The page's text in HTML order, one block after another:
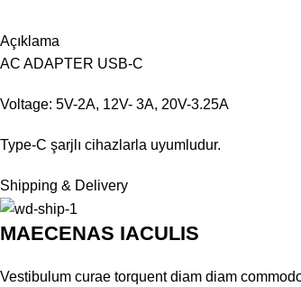
Açıklama
AC ADAPTER USB-C
Voltage: 5V-2A, 12V- 3A, 20V-3.25A
Type-C şarjlı cihazlarla uyumludur.
Shipping & Delivery
MAECENAS IACULIS
Vestibulum curae torquent diam diam